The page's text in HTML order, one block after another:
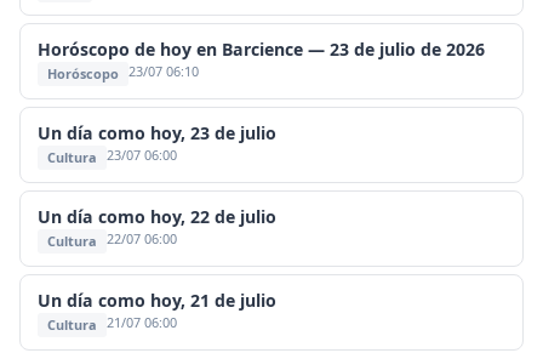
Horóscopo de hoy en Barcience — 23 de julio de 2026
Horóscopo 23/07 06:10
Un día como hoy, 23 de julio
Cultura 23/07 06:00
Un día como hoy, 22 de julio
Cultura 22/07 06:00
Un día como hoy, 21 de julio
Cultura 21/07 06:00